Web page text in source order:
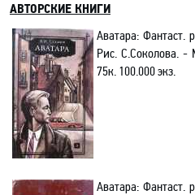
АВТОРСКИЕ КНИГИ
Аватара: Фантаст.
Рис. С.Соколова. -
75к. 100.000 экз.
Аватара: Фантаст.